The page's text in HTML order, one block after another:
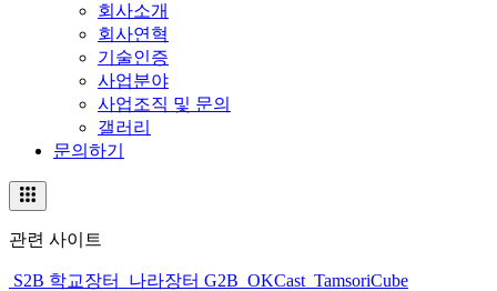
회사소개
회사연혁
기술인증
사업분야
사업조직 및 문의
갤러리
문의하기
관련 사이트
S2B 학교장터 나라장터 G2B OKCast TamsoriCube